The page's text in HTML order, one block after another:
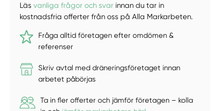
Läsvanliga frågor och svar innan du tar in
kostnadsfria offerter från oss på Alla Markarbeten.
Fråga alltid företagen efter omdömen &
referenser
Skriv avtal med dräneringsföretaget innan
arbetet påbörjas
Ta in fler offerter och jämför företagen – kolla